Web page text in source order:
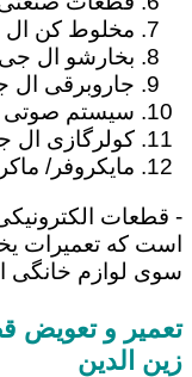
مخلوط کن
بخارشو ال جی
جاروبرقی ال
سیستم صوتی
کولرگازی ال
مایکروفر/
- قطعات
است که تعمیرات
سوی لوازم خانگی
تعمیر و تعویض
زین الدین